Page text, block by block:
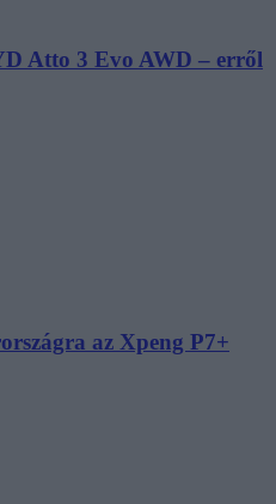
Atto 3 Evo AWD – erről
az Xpeng P7+